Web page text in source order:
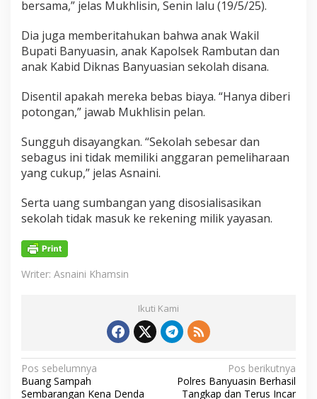
a
A
n
Y
a
s
n
bersama,” jelas Mukhlisin, Senin lalu (19/5/25).
Dia juga memberitahukan bahwa anak Wakil
Bupati Banyuasin, anak Kapolsek Rambutan dan
anak Kabid Diknas Banyuasian sekolah disana.
Disentil apakah mereka bebas biaya. “Hanya diberi
potongan,” jawab Mukhlisin pelan.
Sungguh disayangkan. “Sekolah sebesar dan
sebagus ini tidak memiliki anggaran pemeliharaan
yang cukup,” jelas Asnaini.
Serta uang sumbangan yang disosialisasikan
sekolah tidak masuk ke rekening milik yayasan.
Writer: Asnaini Khamsin
Ikuti Kami
N
a
Pos sebelumnya
Buang Sampah
Sembarangan Kena Denda
Pos berikutnya
Polres Banyuasin Berhasil
Tangkap dan Terus Incar